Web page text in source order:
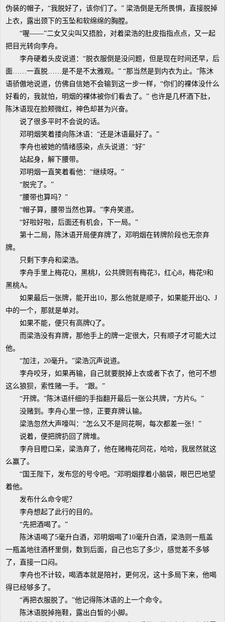
伪装的帽子，“我脱好了，该你们了。” 梁浩倒是无所畏惧，直接脱掉
上衣，露出颈下的玉坠和软绵绵的胸膛。
“喔——”二女又尖叫又捂脸，对着梁浩的肚皮指指点点，又一起
把目光转向李舟。
李舟硬着头皮说道：“脱衣服倒是没问题，但是现在时间还早，后
面……一直脱……是不是不太雅观。” “那当然是到内衣为止。”陈沐
语骄傲地说道，仿佛自信她不会输到这一步一样，“你们的裸体没什么
好看的，我就怕，明烟的裸体被你们看去了。” 也许是几杯酒下肚，
陈沐语现在脸颊微红，神色却甚为兴奋。
说了很多平时不会说的话。
邓明烟笑着搂向陈沐语：“还是沐语最好了。”
李舟也被她的情绪感染，点头说道：“好”
站起身，解下腰带。
邓明烟一直笑着看他：“继续呀。”
“脱完了。”
“腰带也算吗？”
“帽子算，腰带当然也算。”李舟笑道。
“好啦好啦，后面还有机会，下一局。”
第十二局，陈沐语开局便弃牌了，邓明烟在转牌阶段也无奈弃
牌。
只剩下李舟和梁浩。
李舟手里上梅花Q，黑桃J，公共牌则有梅花3，红心8，梅花9和
黑桃A。
如果最后一张牌，能开出10，那么他就是顺子，如果能开出Q、J
中的一个，那就是单对。
如果不能，便只有高牌Q了。
而梁浩没有弃牌，那他手上的牌一定很大，只有顺子才可能大过
他。
“加注，20毫升。”梁浩沉声说道。
李舟咬牙，如果再输，自己就要脱掉上衣或者下衣了，他可不想
这么狼狈，索性赌一手。 “跟。”
“开牌。”陈沐语纤细的手指翻开最后一张公共牌，“方片6。”
没赌到。李舟心里一惊，正要弃牌认输。
梁浩忽然大声嚎叫：“怎么又不是同花啊，每次都差一张！”
说着，便把牌扔回了牌堆。
李舟目瞪口呆，梁浩弃了，他在赌梅花同花，哈哈，我居然就这
么赢了。
“国王陛下，发布您的号令吧。”邓明烟撑着小脑袋，眼巴巴地望
着他。
发布什么命令呢？
李舟想起了此行的目的。
“先把酒喝了。”
陈沐语喝了5毫升白酒，邓明烟喝了10毫升白酒，梁浩则一瓶盖
一瓶盖地往酒杯里倒，数到后面，自己也忘了多少，感觉差不多够
了，直接一口闷。
李舟也不计较，喝酒本就是陪衬，更何况，这十多局下来，他喝
得已经够多了。
“再把衣服脱了。”他记得陈沐语的上一个命令。
陈沐语脱掉拖鞋，露出白皙的小脚。